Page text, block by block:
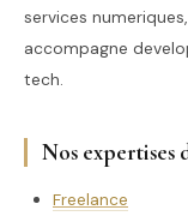
services
accompagne
tech.
Nos expertises
Freelance